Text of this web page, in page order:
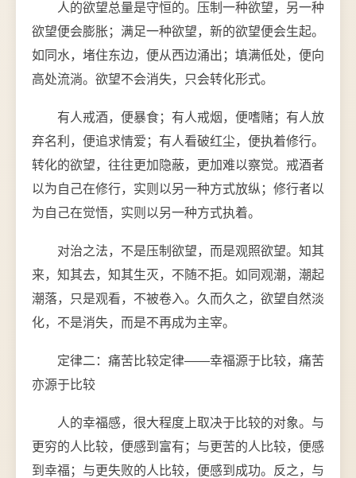
人的欲望总量是守恒的。压制一种欲望，另一种
欲望便会膨胀；满足一种欲望，新的欲望便会生起。
如同水，堵住东边，便从西边涌出；填满低处，便向
高处流淌。欲望不会消失，只会转化形式。
有人戒酒，便暴食；有人戒烟，便嗜赌；有人放
弃名利，便追求情爱；有人看破红尘，便执着修行。
转化的欲望，往往更加隐蔽，更加难以察觉。戒酒者
以为自己在修行，实则以另一种方式放纵；修行者以
为自己在觉悟，实则以另一种方式执着。
对治之法，不是压制欲望，而是观照欲望。知其
来，知其去，知其生灭，不随不拒。如同观潮，潮起
潮落，只是观看，不被卷入。久而久之，欲望自然淡
化，不是消失，而是不再成为主宰。
定律二：痛苦比较定律——幸福源于比较，痛苦
亦源于比较
人的幸福感，很大程度上取决于比较的对象。与
更穷的人比较，便感到富有；与更苦的人比较，便感
到幸福；与更失败的人比较，便感到成功。反之，与